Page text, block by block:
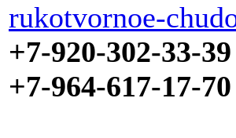
rukotvornoe-
+7-920-302-33-39
+7-964-617-17-70